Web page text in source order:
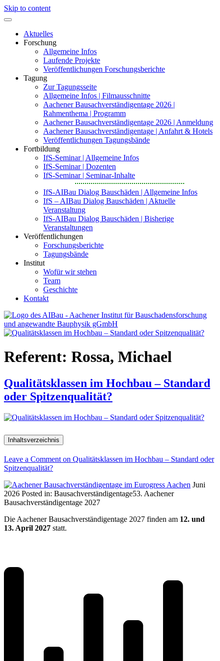
Skip to content
Aktuelles
Forschung
Allgemeine Infos
Laufende Projekte
Veröffentlichungen Forschungsberichte
Tagung
Zur Tagungsseite
Allgemeine Infos | Filmausschnitte
Aachener Bausachverständigentage 2026 |
Rahmenthema | Programm
Aachener Bausachverständigentage 2026 | Anmeldung
Aachener Bausachverständigentage | Anfahrt & Hotels
Veröffentlichungen Tagungsbände
Fortbildung
IfS-Seminar | Allgemeine Infos
IfS-Seminar | Dozenten
IfS-Seminar | Seminar-Inhalte
IfS-AIBau Dialog Bauschäden | Allgemeine Infos
IfS – AIBau Dialog Bauschäden | Aktuelle
Veranstaltung
IfS-AIBau Dialog Bauschäden | Bisherige
Veranstaltungen
Veröffentlichungen
Forschungsberichte
Tagungsbände
Institut
Wofür wir stehen
Team
Geschichte
Kontakt
angewandte Bauphysik
Referent: Rossa, Michael
Qualitätsklassen im Hochbau – Standard
oder Spitzenqualität?
Inhaltsverzeichnis
Leave a Comment on Qualitätsklassen im Hochbau – Standard oder
Spitzenqualität?
Juni
2026 Posted in: Bausachverständigentage53. Aachener
Bausachverständigentage 2027
Die Aachener Bausachverständigentage 2027 finden am 12. und
13. April 2027 statt.